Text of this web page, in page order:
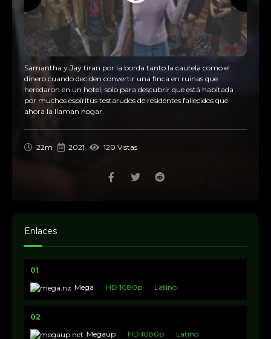
01x01 Piloto
Samantha y Jay tiran por la borda tanto la cautela como el
dinero cuando deciden convertir una finca en ruinas que
heredaron en un hotel, solo para descubrir que está habitada
por muchos espíritus testarudos de residentes fallecidos que
ahora la llaman hogar.
22m 2021 120 Vistas
Enlaces
01
Mega
HD 1080p Latino
02
Megaup
HD 1080p Latino